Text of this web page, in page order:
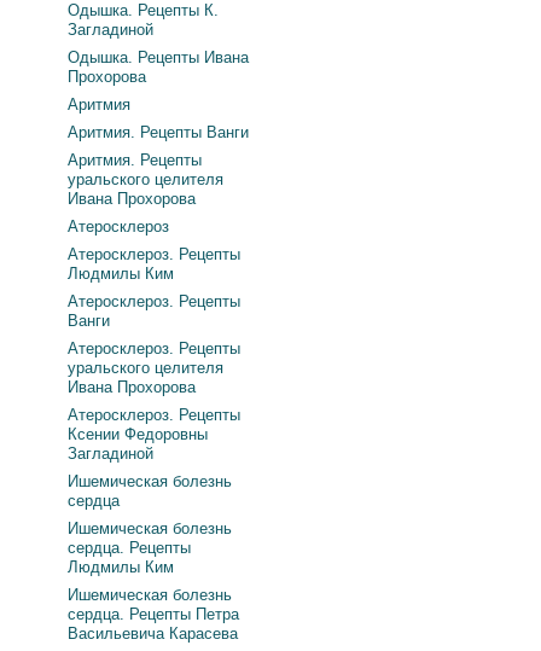
Одышка. Рецепты К.
Загладиной
Одышка. Рецепты Ивана
Прохорова
Аритмия
Аритмия. Рецепты Ванги
Аритмия. Рецепты
уральского целителя
Ивана Прохорова
Атеросклероз
Атеросклероз. Рецепты
Людмилы Ким
Атеросклероз. Рецепты
Ванги
Атеросклероз. Рецепты
уральского целителя
Ивана Прохорова
Атеросклероз. Рецепты
Ксении Федоровны
Загладиной
Ишемическая болезнь
сердца
Ишемическая болезнь
сердца. Рецепты
Людмилы Ким
Ишемическая болезнь
сердца. Рецепты Петра
Васильевича Карасева